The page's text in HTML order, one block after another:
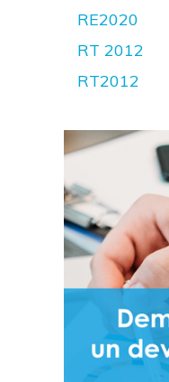
RE2020
RT 2012
RT2012